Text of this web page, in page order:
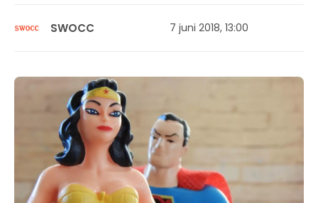
SWOCC 7 juni 2018, 13:00